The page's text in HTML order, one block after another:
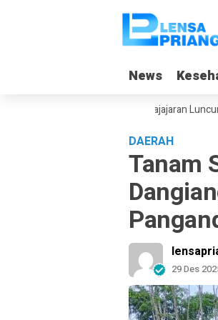
News
News
Dangiang Galuh Pajajaran Luncurkan
DAERAH
Tanam
29 Des